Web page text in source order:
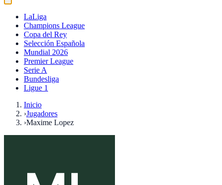
LaLiga
Champions League
Copa del Rey
Selección Española
Mundial 2026
Premier League
Serie A
Bundesliga
Ligue 1
Inicio
›Jugadores
›Maxime Lopez